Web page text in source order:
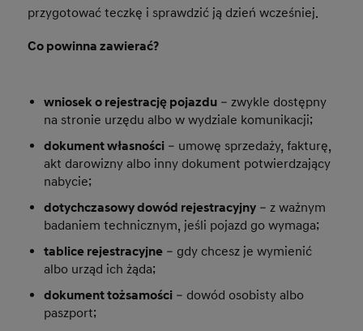
przygotować teczkę i sprawdzić ją dzień wcześniej.
Co powinna zawierać?
wniosek o rejestrację pojazdu – zwykle dostępny
na stronie urzędu albo w wydziale komunikacji;
dokument własności – umowę sprzedaży, fakturę,
akt darowizny albo inny dokument potwierdzający
nabycie;
dotychczasowy dowód rejestracyjny – z ważnym
badaniem technicznym, jeśli pojazd go wymaga;
tablice rejestracyjne – gdy chcesz je wymienić
albo urząd ich żąda;
dokument tożsamości – dowód osobisty albo
paszport;